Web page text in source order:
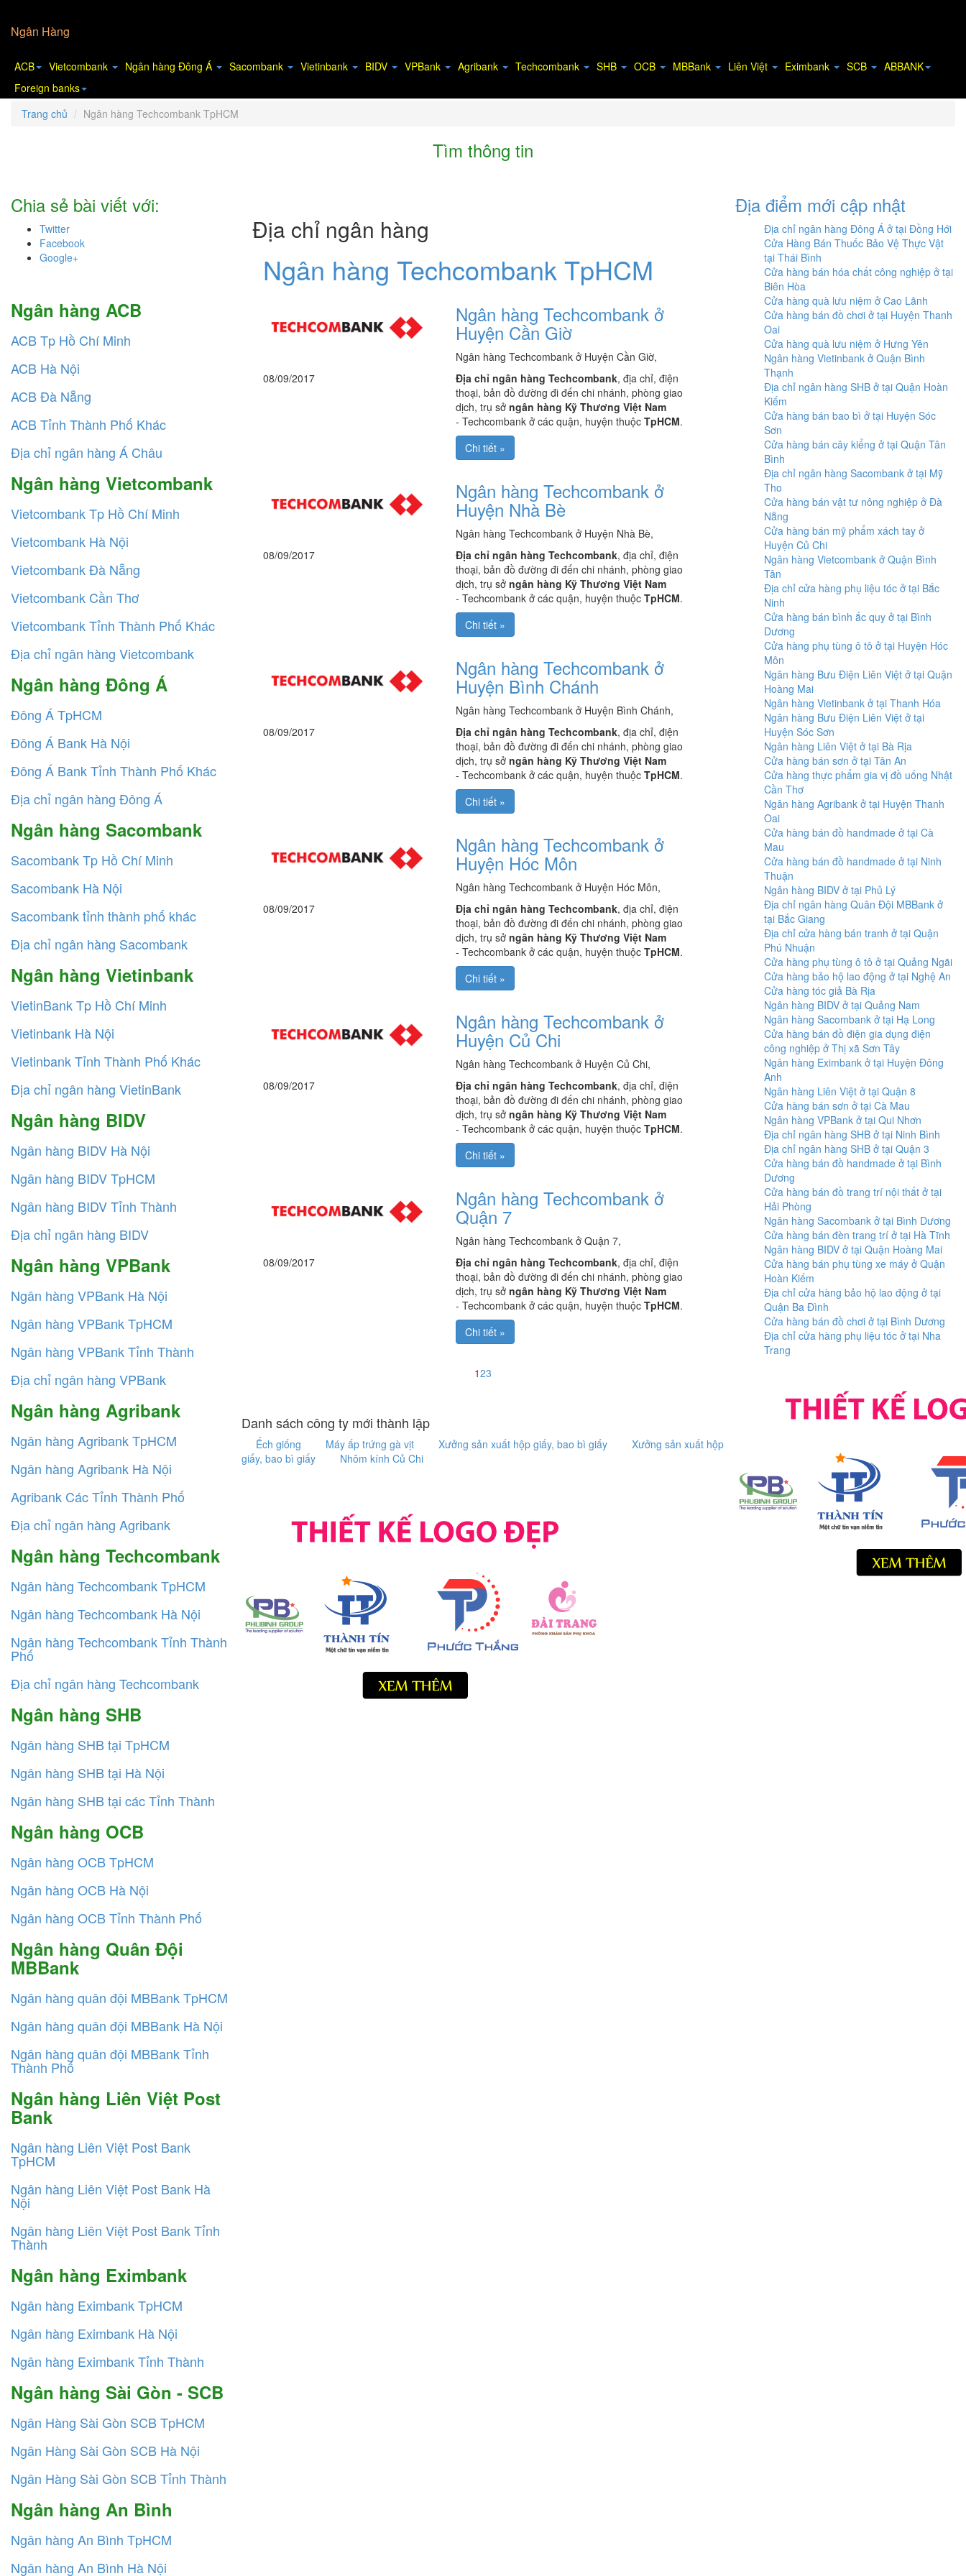
Ngân Hàng
ACB Vietcombank Ngân hàng Đông Á Sacombank Vietinbank BIDV VPBank Agribank Techcombank SHB OCB MBBank Liên Việt Eximbank SCB
ABBANK
Foreign banks
Trang chủ
Ngân hàng Techcombank TpHCM
Tìm thông tin
Chia sẻ bài viết với:
Twitter
Facebook
Google+
Ngân hàng ACB
ACB Tp Hồ Chí Minh
ACB Hà Nội
ACB Đà Nẵng
ACB Tỉnh Thành Phố Khác
Địa chỉ ngân hàng Á Châu
Ngân hàng Vietcombank
Vietcombank Tp Hồ Chí Minh
Vietcombank Hà Nội
Vietcombank Đà Nẵng
Vietcombank Cần Thơ
Vietcombank Tỉnh Thành Phố Khác
Địa chỉ ngân hàng Vietcombank
Ngân hàng Đông Á
Đông Á TpHCM
Đông Á Bank Hà Nội
Đông Á Bank Tỉnh Thành Phố Khác
Địa chỉ ngân hàng Đông Á
Ngân hàng Sacombank
Sacombank Tp Hồ Chí Minh
Sacombank Hà Nội
Sacombank tỉnh thành phố khác
Địa chỉ ngân hàng Sacombank
Ngân hàng Vietinbank
VietinBank Tp Hồ Chí Minh
Vietinbank Hà Nội
Vietinbank Tỉnh Thành Phố Khác
Địa chỉ ngân hàng VietinBank
Ngân hàng BIDV
Ngân hàng BIDV Hà Nội
Ngân hàng BIDV TpHCM
Ngân hàng BIDV Tỉnh Thành
Địa chỉ ngân hàng BIDV
Ngân hàng VPBank
Ngân hàng VPBank Hà Nội
Ngân hàng VPBank TpHCM
Ngân hàng VPBank Tỉnh Thành
Địa chỉ ngân hàng VPBank
Ngân hàng Agribank
Ngân hàng Agribank TpHCM
Ngân hàng Agribank Hà Nội
Agribank Các Tỉnh Thành Phố
Địa chỉ ngân hàng Agribank
Ngân hàng Techcombank
Ngân hàng Techcombank TpHCM
Ngân hàng Techcombank Hà Nội
Ngân hàng Techcombank Tỉnh Thành
Phố
Địa chỉ ngân hàng Techcombank
Ngân hàng SHB
Ngân hàng SHB tại TpHCM
Ngân hàng SHB tại Hà Nội
Ngân hàng SHB tại các Tỉnh Thành
Ngân hàng OCB
Ngân hàng OCB TpHCM
Ngân hàng OCB Hà Nội
Ngân hàng OCB Tỉnh Thành Phố
Ngân hàng Quân Đội
MBBank
Ngân hàng quân đội MBBank TpHCM
Ngân hàng quân đội MBBank Hà Nội
Ngân hàng quân đội MBBank Tỉnh
Thành Phố
Ngân hàng Liên Việt Post
Bank
Ngân hàng Liên Việt Post Bank
TpHCM
Ngân hàng Liên Việt Post Bank Hà
Nội
Ngân hàng Liên Việt Post Bank Tỉnh
Thành
Ngân hàng Eximbank
Ngân hàng Eximbank TpHCM
Ngân hàng Eximbank Hà Nội
Ngân hàng Eximbank Tỉnh Thành
Ngân hàng Sài Gòn - SCB
Ngân Hàng Sài Gòn SCB TpHCM
Ngân Hàng Sài Gòn SCB Hà Nội
Ngân Hàng Sài Gòn SCB Tỉnh Thành
Ngân hàng An Bình
Ngân hàng An Bình TpHCM
Ngân hàng An Bình Hà Nội
Địa chỉ ngân hàng
Ngân hàng Techcombank TpHCM
08/09/2017
Ngân hàng Techcombank ở
Huyện Cần Giờ
Ngân hàng Techcombank ở Huyện Cần Giờ,
Địa chỉ ngân hàng Techcombank, địa chỉ, điện
thoại, bản đồ đường đi đến chi nhánh, phòng giao
dịch, trụ sở ngân hàng Kỹ Thương Việt Nam
- Techcombank ở các quận, huyện thuộc TpHCM.
Chi tiết »
08/09/2017
Ngân hàng Techcombank ở
Huyện Nhà Bè
Ngân hàng Techcombank ở Huyện Nhà Bè,
Địa chỉ ngân hàng Techcombank, địa chỉ, điện
thoại, bản đồ đường đi đến chi nhánh, phòng giao
dịch, trụ sở ngân hàng Kỹ Thương Việt Nam
- Techcombank ở các quận, huyện thuộc TpHCM.
Chi tiết »
08/09/2017
Ngân hàng Techcombank ở
Huyện Bình Chánh
Ngân hàng Techcombank ở Huyện Bình Chánh,
Địa chỉ ngân hàng Techcombank, địa chỉ, điện
thoại, bản đồ đường đi đến chi nhánh, phòng giao
dịch, trụ sở ngân hàng Kỹ Thương Việt Nam
- Techcombank ở các quận, huyện thuộc TpHCM.
Chi tiết »
08/09/2017
Ngân hàng Techcombank ở
Huyện Hóc Môn
Ngân hàng Techcombank ở Huyện Hóc Môn,
Địa chỉ ngân hàng Techcombank, địa chỉ, điện
thoại, bản đồ đường đi đến chi nhánh, phòng giao
dịch, trụ sở ngân hàng Kỹ Thương Việt Nam
- Techcombank ở các quận, huyện thuộc TpHCM.
Chi tiết »
08/09/2017
Ngân hàng Techcombank ở
Huyện Củ Chi
Ngân hàng Techcombank ở Huyện Củ Chi,
Địa chỉ ngân hàng Techcombank, địa chỉ, điện
thoại, bản đồ đường đi đến chi nhánh, phòng giao
dịch, trụ sở ngân hàng Kỹ Thương Việt Nam
- Techcombank ở các quận, huyện thuộc TpHCM.
Chi tiết »
08/09/2017
Ngân hàng Techcombank ở
Quận 7
Ngân hàng Techcombank ở Quận 7,
Địa chỉ ngân hàng Techcombank, địa chỉ, điện
thoại, bản đồ đường đi đến chi nhánh, phòng giao
dịch, trụ sở ngân hàng Kỹ Thương Việt Nam
- Techcombank ở các quận, huyện thuộc TpHCM.
Chi tiết »
123
Danh sách công ty mới thành lập
Ếch giống Máy ấp trứng gà vịt Xưởng sản xuất hộp giấy, bao bì giấy
Xưởng sản xuất hộp
giấy, bao bì giấy
Nhôm kính Củ Chi
Địa điểm mới cập nhật
Địa chỉ ngân hàng Đông Á ở tại Đồng Hới
Cửa Hàng Bán Thuốc Bảo Vệ Thực Vật
tại Thái Bình
Cửa hàng bán hóa chất công nghiệp ở tại
Biên Hòa
Cửa hàng quà lưu niệm ở Cao Lãnh
Cửa hàng bán đồ chơi ở tại Huyện Thanh
Oai
Cửa hàng quà lưu niệm ở Hưng Yên
Ngân hàng Vietinbank ở Quận Bình
Thạnh
Địa chỉ ngân hàng SHB ở tại Quận Hoàn
Kiếm
Cửa hàng bán bao bì ở tại Huyện Sóc
Sơn
Cửa hàng bán cây kiểng ở tại Quận Tân
Bình
Địa chỉ ngân hàng Sacombank ở tại Mỹ
Tho
Cửa hàng bán vật tư nông nghiệp ở Đà
Nẵng
Cửa hàng bán mỹ phẩm xách tay ở
Huyện Củ Chi
Ngân hàng Vietcombank ở Quận Bình
Tân
Địa chỉ cửa hàng phụ liệu tóc ở tại Bắc
Ninh
Cửa hàng bán bình ắc quy ở tại Bình
Dương
Cửa hàng phụ tùng ô tô ở tại Huyện Hóc
Môn
Ngân hàng Bưu Điện Liên Việt ở tại Quận
Hoàng Mai
Ngân hàng Vietinbank ở tại Thanh Hóa
Ngân hàng Bưu Điện Liên Việt ở tại
Huyện Sóc Sơn
Ngân hàng Liên Việt ở tại Bà Rịa
Cửa hàng bán sơn ở tại Tân An
Cửa hàng thực phẩm gia vị đồ uống Nhật
Cần Thơ
Ngân hàng Agribank ở tại Huyện Thanh
Oai
Cửa hàng bán đồ handmade ở tại Cà
Mau
Cửa hàng bán đồ handmade ở tại Ninh
Thuận
Ngân hàng BIDV ở tại Phủ Lý
Địa chỉ ngân hàng Quân Đội MBBank ở
tại Bắc Giang
Địa chỉ cửa hàng bán tranh ở tại Quận
Phú Nhuận
Cửa hàng phụ tùng ô tô ở tại Quảng Ngãi
Cửa hàng bảo hộ lao động ở tại Nghệ An
Cửa hàng tóc giả Bà Rịa
Ngân hàng BIDV ở tại Quảng Nam
Ngân hàng Sacombank ở tại Hạ Long
Cửa hàng bán đồ điện gia dụng điện
công nghiệp ở Thị xã Sơn Tây
Ngân hàng Eximbank ở tại Huyện Đông
Anh
Ngân hàng Liên Việt ở tại Quận 8
Cửa hàng bán sơn ở tại Cà Mau
Ngân hàng VPBank ở tại Qui Nhơn
Địa chỉ ngân hàng SHB ở tại Ninh Bình
Địa chỉ ngân hàng SHB ở tại Quận 3
Cửa hàng bán đồ handmade ở tại Bình
Dương
Cửa hàng bán đồ trang trí nội thất ở tại
Hải Phòng
Ngân hàng Sacombank ở tại Bình Dương
Cửa hàng bán đèn trang trí ở tại Hà Tĩnh
Ngân hàng BIDV ở tại Quận Hoàng Mai
Cửa hàng bán phụ tùng xe máy ở Quận
Hoàn Kiếm
Địa chỉ cửa hàng bảo hộ lao động ở tại
Quận Ba Đình
Cửa hàng bán đồ chơi ở tại Bình Dương
Địa chỉ cửa hàng phụ liệu tóc ở tại Nha
Trang